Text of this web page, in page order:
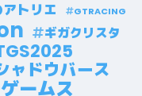
トリエ GTRACING
ギガクリスタ
ャドウバース
ームス